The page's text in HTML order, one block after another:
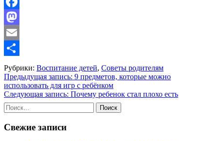
Facebook
Mastodon
Email
Отправить
Рубрики: Воспитание детей, Советы родителям
Навигация
по
записям
Предыдущая запись: 9 предметов, которые можно
использовать для игр с ребёнком
Следующая запись: Почему ребенок стал плохо есть
Найти:
Свежие записи